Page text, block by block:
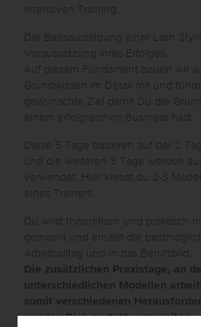
intensiven Training.
Die Basisausbildung einer Lash
Voraussetzung ihres Erfolges.
Auf diesem Fundament bauen wir
Grundwissen im Detail mit und
gewünschte Ziel damit Du die
einem erfolgreichen Business hast.
Diese 5 Tage basieren auf der 2
und die weiteren 3 Tage werden
verwendet. Hier klebst du 2-3
eines Trainers.
Du wirst theoretisch und praktisch
gemacht und erhälst die
Arbeitsalltag und in das Berufsbild.
Die zusätzlichen Praxistage, an
unterschiedlichen Modellen
somit verschiedenen
werden Dich perfekt vorbereiten.